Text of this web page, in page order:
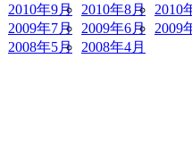
2010年9月 2010年8月 2010
2009年7月 2009年6月 2009
2008年5月 2008年4月